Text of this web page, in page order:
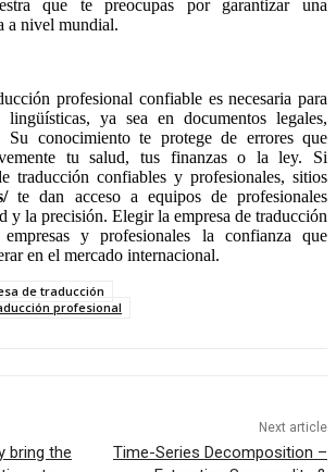
que te preocupas por garantizar una
a nivel mundial.
profesional confiable es necesaria para
lingüísticas, ya sea en documentos legales,
Su conocimiento te protege de errores que
tu salud, tus finanzas o la ley. Si
traducción confiables y profesionales, sitios
te dan acceso a equipos de profesionales
y la precisión. Elegir la empresa de traducción
y profesionales la confianza que
en el mercado internacional.
de traducción
profesional
bring the
Next article
Time-Series Decomposition –